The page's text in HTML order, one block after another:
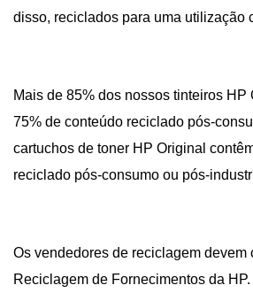
disso, reciclados para uma utilização
Mais de 85% dos nossos tinteiros HP
75% de conteúdo reciclado pós-
cartuchos de toner HP Original
reciclado pós-consumo ou pós-
Os vendedores de reciclagem devem
Reciclagem de Fornecimentos da HP.